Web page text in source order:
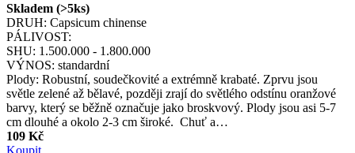
Skladem (>5ks)
DRUH: Capsicum chinense
PÁLIVOST:
SHU: 1.500.000 - 1.800.000
VÝNOS: standardní
Plody: Robustní, soudečkovité a extrémně krabaté. Zprvu jsou
světle zelené až bělavé, později zrají do světlého odstínu oranžové
barvy, který se běžně označuje jako broskvový. Plody jsou asi 5-7
cm dlouhé a okolo 2-3 cm široké. Chuť a…
109 Kč
Koupit